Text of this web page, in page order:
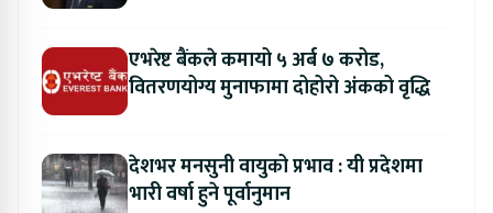
एभरेष्ट बैंकले कमायो ५ अर्ब ७ करोड,
वितरणयोग्य मुनाफामा दोहोरो अंकको वृद्धि
देशभर मनसुनी वायुको प्रभाव : यी प्रदेशमा
भारी वर्षा हुने पूर्वानुमान